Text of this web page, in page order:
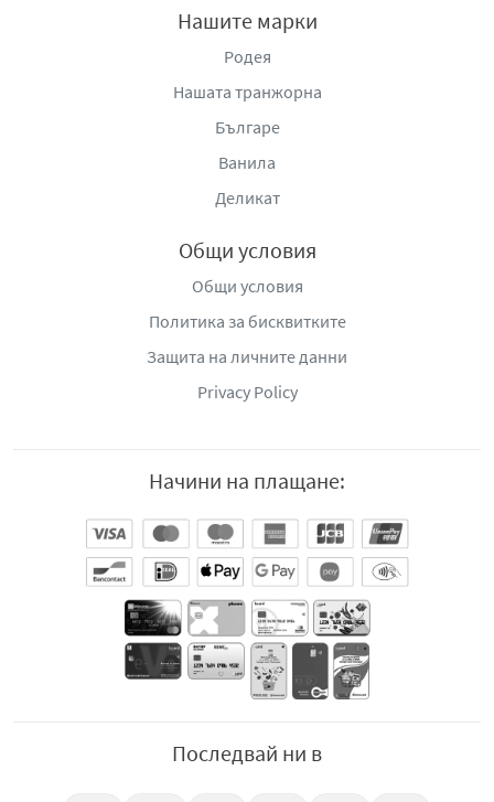
Нашите марки
Родея
Нашата транжорна
Българе
Ванила
Деликат
Общи условия
Общи условия
Политика за бисквитките
Защита на личните данни
Privacy Policy
Начини на плащане:
Последвай ни в